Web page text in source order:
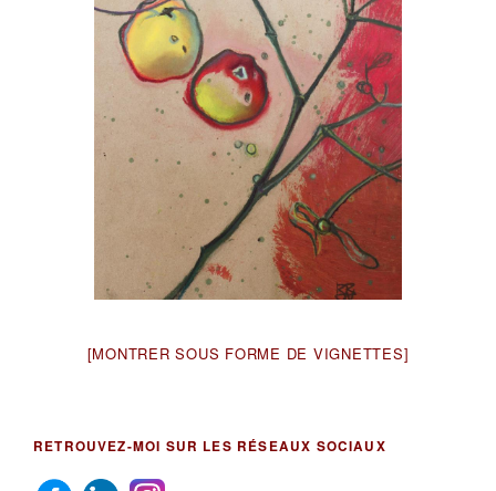
[MONTRER SOUS FORME DE VIGNETTES]
RETROUVEZ-MOI SUR LES RÉSEAUX SOCIAUX